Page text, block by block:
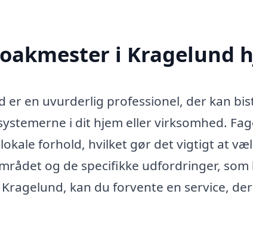
i Kragelund
er en uvurderlig professionel, der kan
i dit hjem eller virksomhed.
forhold, hvilket gør det vigtigt at
og de specifikke udfordringer, som
kan du forvente en service,